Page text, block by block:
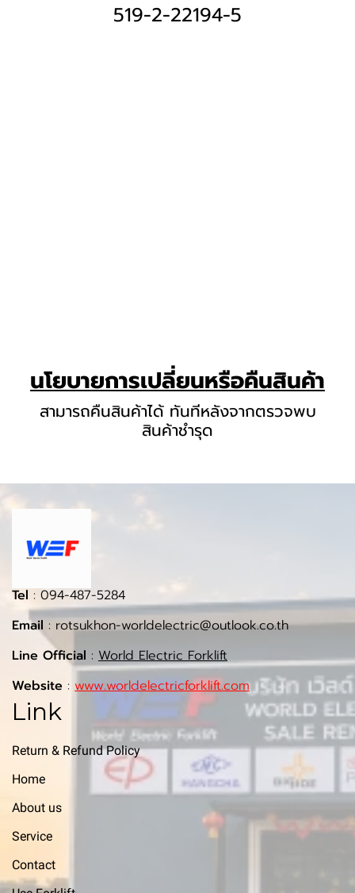
519-2-22194-5
นโยบายการเปลี่ยนหรือคืนสินค้า
สามารถคืนสินค้าได้ ทันทีหลังจากตรวจพบ
สินค้าชำรุด
Tel : 094-487-5284
Email : rotsukhon-worldelectric@outlook.co.th
Line Official : World Electric Forklift
Website : www.worldelectricforklift.com
Link
Return & Refund Policy
Home
About us
Service
Contact